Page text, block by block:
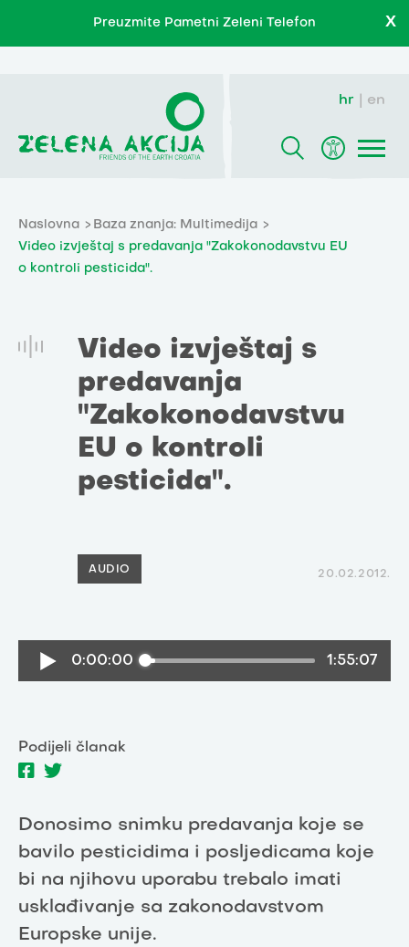
Preuzmite Pametni Zeleni Telefon X
hr en
Naslovna
Baza znanja: Multimedija
Video izvještaj s predavanja "Zakokonodavstvu EU
o kontroli pesticida".
Video izvještaj s
predavanja
"Zakokonodavstvu
EU o kontroli
pesticida".
AUDIO 20.02.2012.
0:00:00 1:55:07
Podijeli članak
Donosimo snimku predavanja koje se
bavilo pesticidima i posljedicama koje
bi na njihovu uporabu trebalo imati
usklađivanje sa zakonodavstvom
Europske unije.